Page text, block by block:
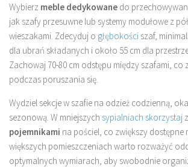
Wybierz meble dedykowane do
jak szafy przesuwne lub systemy modułowe z
wieszakami. Zdecyduj o głębokości szaf,
dla ubrań składanych i około 55 cm dla
Zachowaj 70-80 cm odstępu między szafami,
podczas poruszania się.
Wydziel sekcje w szafie na odzież codzienną,
sezonową. W mniejszych sypialniach skorzystaj z
pojemnikami na pościel, co zwiększy dostępne
większych pomieszczeniach warto rozważyć
optymalnych wymiarach, aby swobodnie